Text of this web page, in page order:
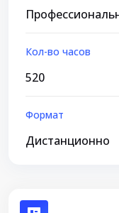
Кол-во часов
520
Формат
Дистанционно